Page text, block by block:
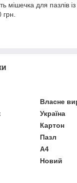
мішечка для пазлів
Власне
Україна
Картон
Пазл
A4
Новий